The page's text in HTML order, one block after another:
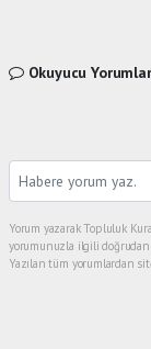
Okuyucu
Yorum yazarak Topluluk
yorumunuzla ilgili doğrudan
Yazılan tüm yorumlardan